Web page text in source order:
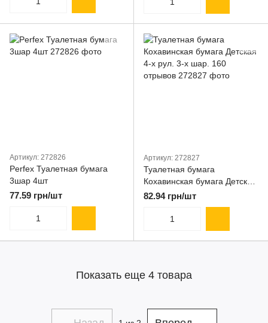
Артикул: 272826
Perfex Туалетная бумага
3шар 4шт
77.59 грн/шт
Артикул: 272827
Туалетная бумага
Кохавинская бумага Детская
4-х рул. 3-х шар. 160
82.94 грн/шт
Показать еще 4 товара